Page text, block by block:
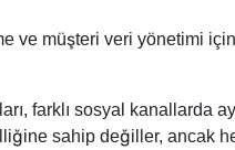
ve müşteri veri yönetimi
farklı sosyal kanallarda
sahip değiller, ancak